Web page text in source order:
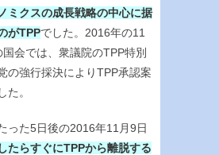
ミクスの成長戦略の中心に据
がTPPでした。2016年の11
国会では、衆議院のTPP特別
の強行採決によりTPP承認案
た。
った5日後の2016年11月9日
たらすぐにTPPから離脱する